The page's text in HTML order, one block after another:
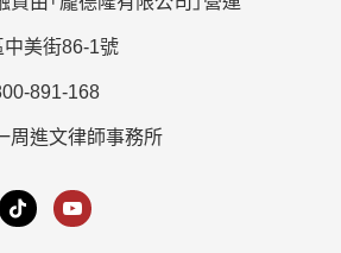
美街86-1號
891-168
周進文律師事務所